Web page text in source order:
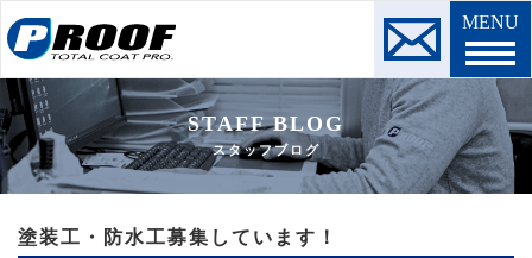
MENU
STAFF BLOG
スタッフブログ
塗装工・防水工募集しています！